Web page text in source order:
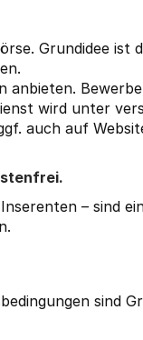
Grundidee ist
wird unter
auch auf
– sind
sind